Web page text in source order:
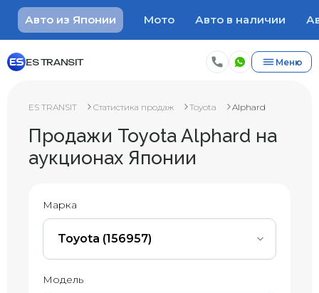
Авто из Японии Мото Авто в наличии
ES TRANSIT Меню
ES TRANSIT Статистика продаж Toyota Alphard
Продажи Toyota Alphard на
аукционах Японии
Марка
Toyota (156957)
Модель